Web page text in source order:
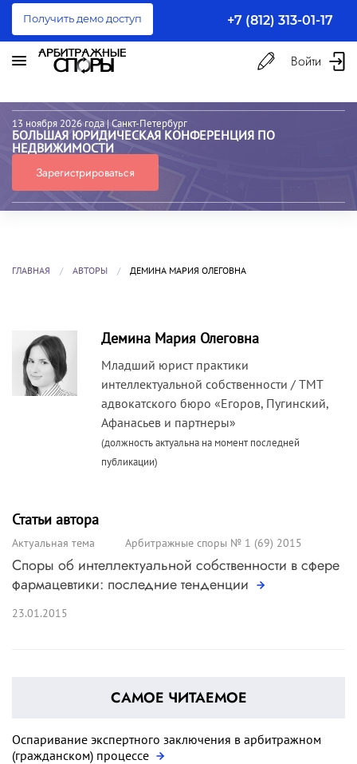
Получить демо доступ +7 (812) 313-01-17
Войти
13 ноября 2026 года | Санкт-Петербург
БОЛЬШАЯ ЮРИДИЧЕСКАЯ КОНФЕРЕНЦИЯ ПО
НЕДВИЖИМОСТИ
Зарегистрироваться
ГЛАВНАЯ АВТОРЫ ДЕМИНА МАРИЯ ОЛЕГОВНА
Демина Мария Олеговна
Младший юрист практики
интеллектуальной собственности / ТМТ
адвокатского бюро «Егоров, Пугинский,
Афанасьев и партнеры»
(должность актуальна на момент последней
публикации)
Статьи автора
Актуальная тема Арбитражные споры № 1 (69) 2015
Споры об интеллектуальной собственности в сфере
фармацевтики: последние тенденции
23.01.2015
САМОЕ ЧИТАЕМОЕ
Оспаривание экспертного заключения в арбитражном
(гражданском) процессе